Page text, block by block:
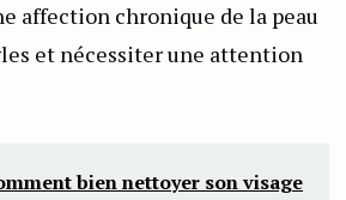
affection chronique de la peau
et nécessiter une attention
bien nettoyer son visage